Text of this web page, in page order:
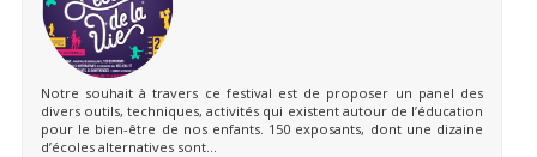
Notre souhait à travers ce festival est de proposer un panel des
divers outils, techniques, activités qui existent autour de l’éducation
pour le bien-être de nos enfants. 150 exposants, dont une dizaine
d’écoles alternatives sont...